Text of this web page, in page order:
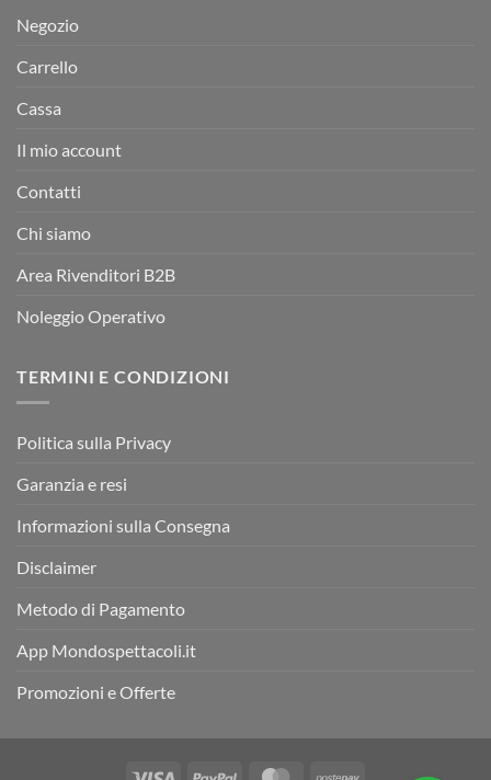
Negozio
Carrello
Cassa
Il mio account
Contatti
Chi siamo
Area Rivenditori B2B
Noleggio Operativo
TERMINI E CONDIZIONI
Politica sulla Privacy
Garanzia e resi
Informazioni sulla Consegna
Disclaimer
Metodo di Pagamento
App Mondospettacoli.it
Promozioni e Offerte